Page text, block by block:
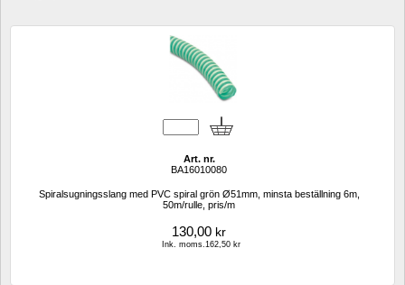
Art. nr.
BA16010080
Spiralsugningsslang med PVC spiral grön Ø51mm, minsta beställning 6m,
50m/rulle, pris/m
130,00 kr
Ink. moms.162,50 kr